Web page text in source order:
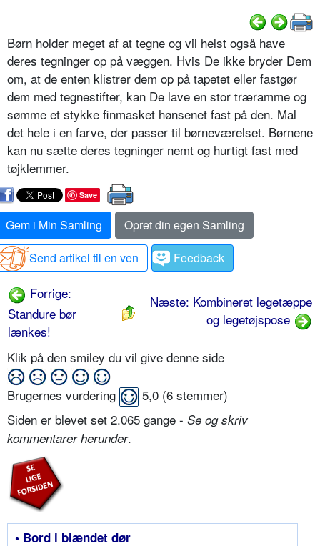
Børn holder meget af at tegne og vil helst også have
deres tegninger op på væggen. Hvis De ikke bryder Dem
om, at de enten klistrer dem op på tapetet eller fastgør
dem med tegnestifter, kan De lave en stor træramme og
sømme et stykke finmasket hønsenet fast på den. Mal
det hele i en farve, der passer til børneværelset. Børnene
kan nu sætte deres tegninger nemt og hurtigt fast med
tøjklemmer.
Save
Gem i Min Samling
Opret din egen Samling
Send artikel til en ven
Feedback
Forrige:
Standure bør
lænkes!
Næste: Kombineret legetæppe
og legetøjspose
Klik på den smiley du vil give denne side
Brugernes vurdering 5,0 (6 stemmer)
Siden er blevet set 2.065 gange - Se og skriv
kommentarer herunder.
• Bord i blændet dør